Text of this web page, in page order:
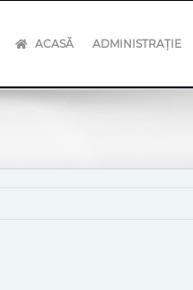
ACASĂ ADMINISTRAȚIE